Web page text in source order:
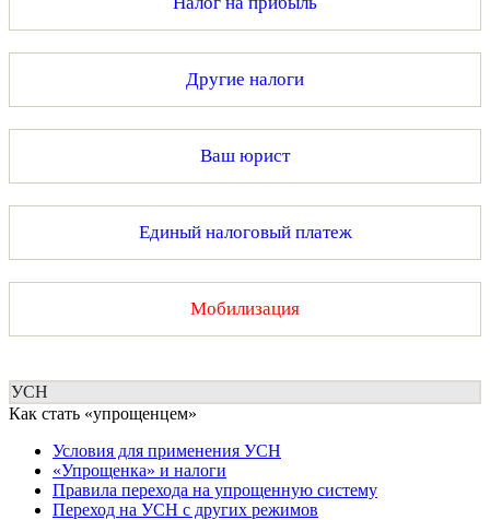
Другие налоги
Ваш юрист
Единый налоговый платеж
Мобилизация
УСН
Как стать «упрощенцем»
Условия для применения УСН
«Упрощенка» и налоги
Правила перехода на упрощенную систему
Переход на УСН с других режимов